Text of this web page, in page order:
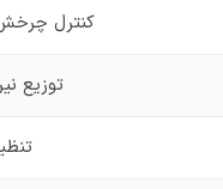
کنترل
توزیع